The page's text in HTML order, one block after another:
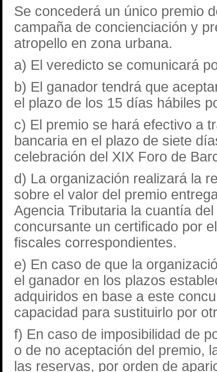
Se concederá un único premio
campaña de concienciación y
atropello en zona urbana.
a) El veredicto se comunicará
b) El ganador tendrá que
el plazo de los 15 días hábiles
c) El premio se hará efectivo a
bancaria en el plazo de siete
celebración del XIX Foro de
d) La organización realizará la
sobre el valor del premio
Agencia Tributaria la cuantía
concursante un certificado por
fiscales correspondientes.
e) En caso de que la
el ganador en los plazos
adquiridos en base a este
capacidad para sustituirlo por
f) En caso de imposibilidad de
o de no aceptación del premio,
las reservas, por orden de